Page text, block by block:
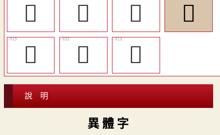
󴺘
󴺍 󴺓
󴺙
󴺒
󴺡 󴺐
說 明
異 體 字